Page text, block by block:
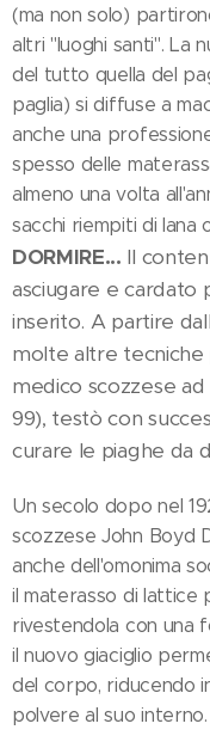
(ma non solo)
altri "luoghi santi". La
del tutto quella del
paglia) si diffuse a
anche una
spesso delle
almeno una volta
sacchi riempiti di lana
DORMIRE... Il
asciugare e
inserito. A partire
molte altre tecniche
medico scozzese ad
99), testò con
curare le piaghe da
Un secolo dopo nel
scozzese John Boyd
anche dell'omonima
il materasso di lattice
rivestendola con una
il nuovo giaciglio
del corpo, riducendo
polvere al suo interno.